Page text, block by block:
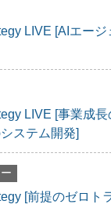
LIVE [AIエージ
LIVE [事業成
ステム開発]
[前提のゼロト